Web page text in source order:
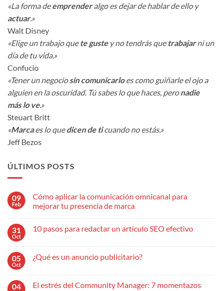
«La forma deemprenderalgo es dejar de hablar de ello y
actuar.»
Walt Disney
«Elige un trabajo que te gustey no tendrás que trabajarni un
día de tu vida.»
Confucio
«Tener un negocio sin comunicarloes como guiñarle el ojo a
alguien en la oscuridad. Tú sabes lo que haces, peronadie
más lo ve.»
Steuart Britt
«Marcaes lo quedicen de ticuando no estás.»
Jeff Bezos
ÚLTIMOS POSTS
09
Feb
Cómo aplicar la comunicación omnicanal para
mejorar tu presencia de marca
comentarios
comunicación
tu
31
Oct
10 pasos para redactar un artículo SEO efectivo
en
redactar
05
Oct
¿Qué es un anuncio publicitario?
en
04 El estrés del Community Manager: 7 momentazos